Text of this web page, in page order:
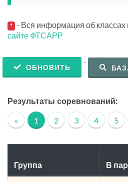
* - Вся информация об классах
сайте ФТСАРР
ОБНОВИТЬ
.
Результаты соревнований:
« 1 2 3 4 5
Группа В